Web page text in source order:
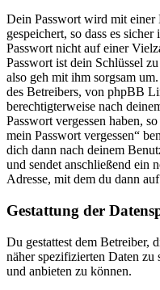
Dein Passwort wird mit einer
gespeichert, so dass es
Passwort nicht auf einer
Passwort ist dein Schlüssel
also geh mit ihm sorgsam
des Betreibers, von phpBB
berechtigterweise nach
Passwort vergessen haben,
mein Passwort vergessen“
dich dann nach deinem
und sendet anschließend ein
Adresse, mit dem du dann
Gestattung der
Du gestattest dem Betreiber,
näher spezifizierten Daten zu
und anbieten zu können.